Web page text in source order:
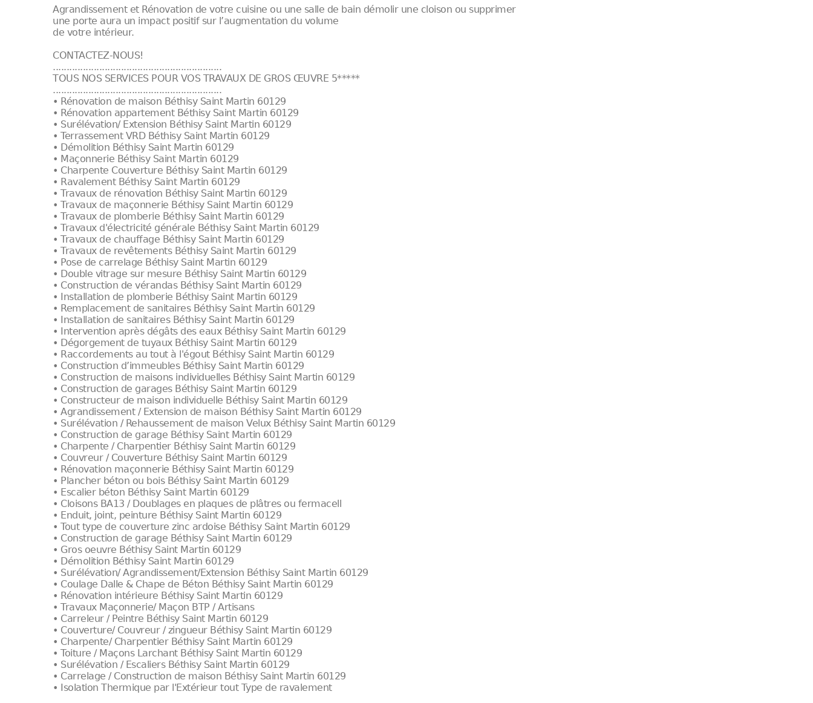
Agrandissement et Rénovation de votre cuisine ou une salle de bain démolir une cloison ou supprimer
une porte aura un impact positif sur l’augmentation du volume
de votre intérieur.
CONTACTEZ-NOUS!
..............................................................
TOUS NOS SERVICES POUR VOS TRAVAUX DE GROS ŒUVRE 5*****
..............................................................
• Rénovation de maison Béthisy Saint Martin 60129
• Rénovation appartement Béthisy Saint Martin 60129
• Surélévation/ Extension Béthisy Saint Martin 60129
• Terrassement VRD Béthisy Saint Martin 60129
• Démolition Béthisy Saint Martin 60129
• Maçonnerie Béthisy Saint Martin 60129
• Charpente Couverture Béthisy Saint Martin 60129
• Ravalement Béthisy Saint Martin 60129
• Travaux de rénovation Béthisy Saint Martin 60129
• Travaux de maçonnerie Béthisy Saint Martin 60129
• Travaux de plomberie Béthisy Saint Martin 60129
• Travaux d'électricité générale Béthisy Saint Martin 60129
• Travaux de chauffage Béthisy Saint Martin 60129
• Travaux de revêtements Béthisy Saint Martin 60129
• Pose de carrelage Béthisy Saint Martin 60129
• Double vitrage sur mesure Béthisy Saint Martin 60129
• Construction de vérandas Béthisy Saint Martin 60129
• Installation de plomberie Béthisy Saint Martin 60129
• Remplacement de sanitaires Béthisy Saint Martin 60129
• Installation de sanitaires Béthisy Saint Martin 60129
• Intervention après dégâts des eaux Béthisy Saint Martin 60129
• Dégorgement de tuyaux Béthisy Saint Martin 60129
• Raccordements au tout à l'égout Béthisy Saint Martin 60129
• Construction d’immeubles Béthisy Saint Martin 60129
• Construction de maisons individuelles Béthisy Saint Martin 60129
• Construction de garages Béthisy Saint Martin 60129
• Constructeur de maison individuelle Béthisy Saint Martin 60129
• Agrandissement / Extension de maison Béthisy Saint Martin 60129
• Surélévation / Rehaussement de maison Velux Béthisy Saint Martin 60129
• Construction de garage Béthisy Saint Martin 60129
• Charpente / Charpentier Béthisy Saint Martin 60129
• Couvreur / Couverture Béthisy Saint Martin 60129
• Rénovation maçonnerie Béthisy Saint Martin 60129
• Plancher béton ou bois Béthisy Saint Martin 60129
• Escalier béton Béthisy Saint Martin 60129
• Cloisons BA13 / Doublages en plaques de plâtres ou fermacell
• Enduit, joint, peinture Béthisy Saint Martin 60129
• Tout type de couverture zinc ardoise Béthisy Saint Martin 60129
• Construction de garage Béthisy Saint Martin 60129
• Gros oeuvre Béthisy Saint Martin 60129
• Démolition Béthisy Saint Martin 60129
• Surélévation/ Agrandissement/Extension Béthisy Saint Martin 60129
• Coulage Dalle & Chape de Béton Béthisy Saint Martin 60129
• Rénovation intérieure Béthisy Saint Martin 60129
• Travaux Maçonnerie/ Maçon BTP / Artisans
• Carreleur / Peintre Béthisy Saint Martin 60129
• Couverture/ Couvreur / zingueur Béthisy Saint Martin 60129
• Charpente/ Charpentier Béthisy Saint Martin 60129
• Toiture / Maçons Larchant Béthisy Saint Martin 60129
• Surélévation / Escaliers Béthisy Saint Martin 60129
• Carrelage / Construction de maison Béthisy Saint Martin 60129
• Isolation Thermique par l'Extérieur tout Type de ravalement